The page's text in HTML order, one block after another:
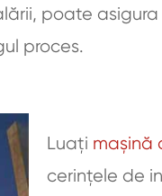
poate
proces.
Luați mașină
cerințele de